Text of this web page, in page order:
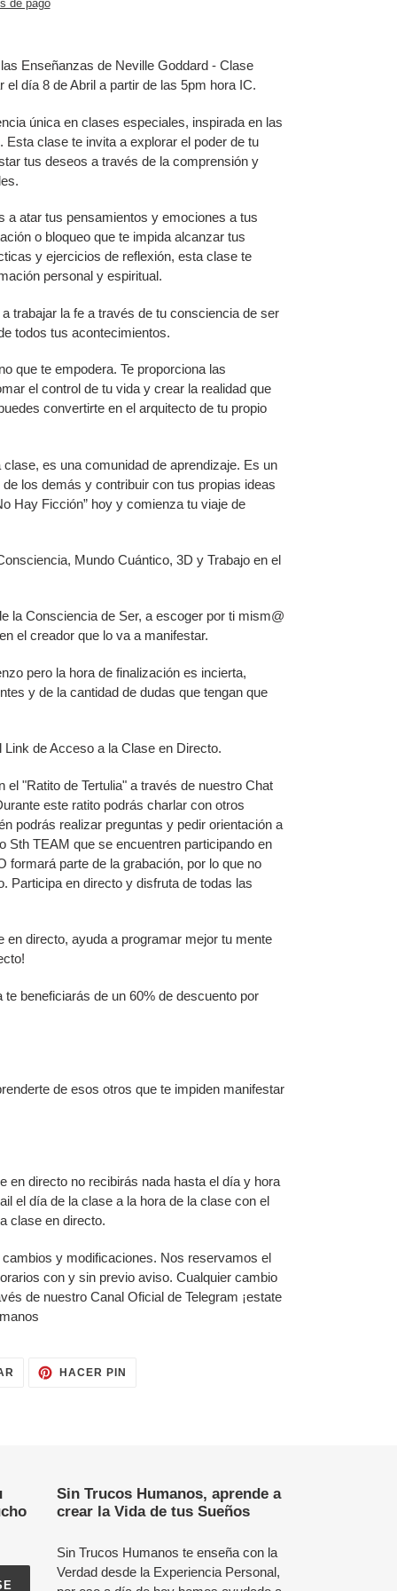
de pago
Enseñanzas de Neville Goddard - Clase
día 8 de Abril a partir de las 5pm hora IC.
única en clases especiales, inspirada en las
clase te invita a explorar el poder de tu
tus deseos a través de la comprensión y
a atar tus pensamientos y emociones a tus
o bloqueo que te impida alcanzar tus
y ejercicios de reflexión, esta clase te
personal y espiritual.
trabajar la fe a través de tu consciencia de ser
todos tus acontecimientos.
que te empodera. Te proporciona las
el control de tu vida y crear la realidad que
convertirte en el arquitecto de tu propio
clase, es una comunidad de aprendizaje. Es un
los demás y contribuir con tus propias ideas
Hay Ficción” hoy y comienza tu viaje de
Mundo Cuántico, 3D y Trabajo en el
la Consciencia de Ser, a escoger por ti mism@
el creador que lo va a manifestar.
pero la hora de finalización es incierta,
y de la cantidad de dudas que tengan que
de Acceso a la Clase en Directo.
"Ratito de Tertulia" a través de nuestro Chat
este ratito podrás charlar con otros
podrás realizar preguntas y pedir orientación a
Sth TEAM que se encuentren participando en
formará parte de la grabación, por lo que no
Participa en directo y disfruta de todas las
en directo, ayuda a programar mejor tu mente
beneficiarás de un 60% de descuento por
de esos otros que te impiden manifestar
en directo no recibirás nada hasta el día y hora
el día de la clase a la hora de la clase con el
clase en directo.
y modificaciones. Nos reservamos el
con y sin previo aviso. Cualquier cambio
de nuestro Canal Oficial de Telegram ¡estate
TUITEARHACER PIN
Sin Trucos Humanos, aprende a
crear la Vida de tus Sueños
Sin Trucos Humanos te enseña con la
Verdad desde la Experiencia Personal,